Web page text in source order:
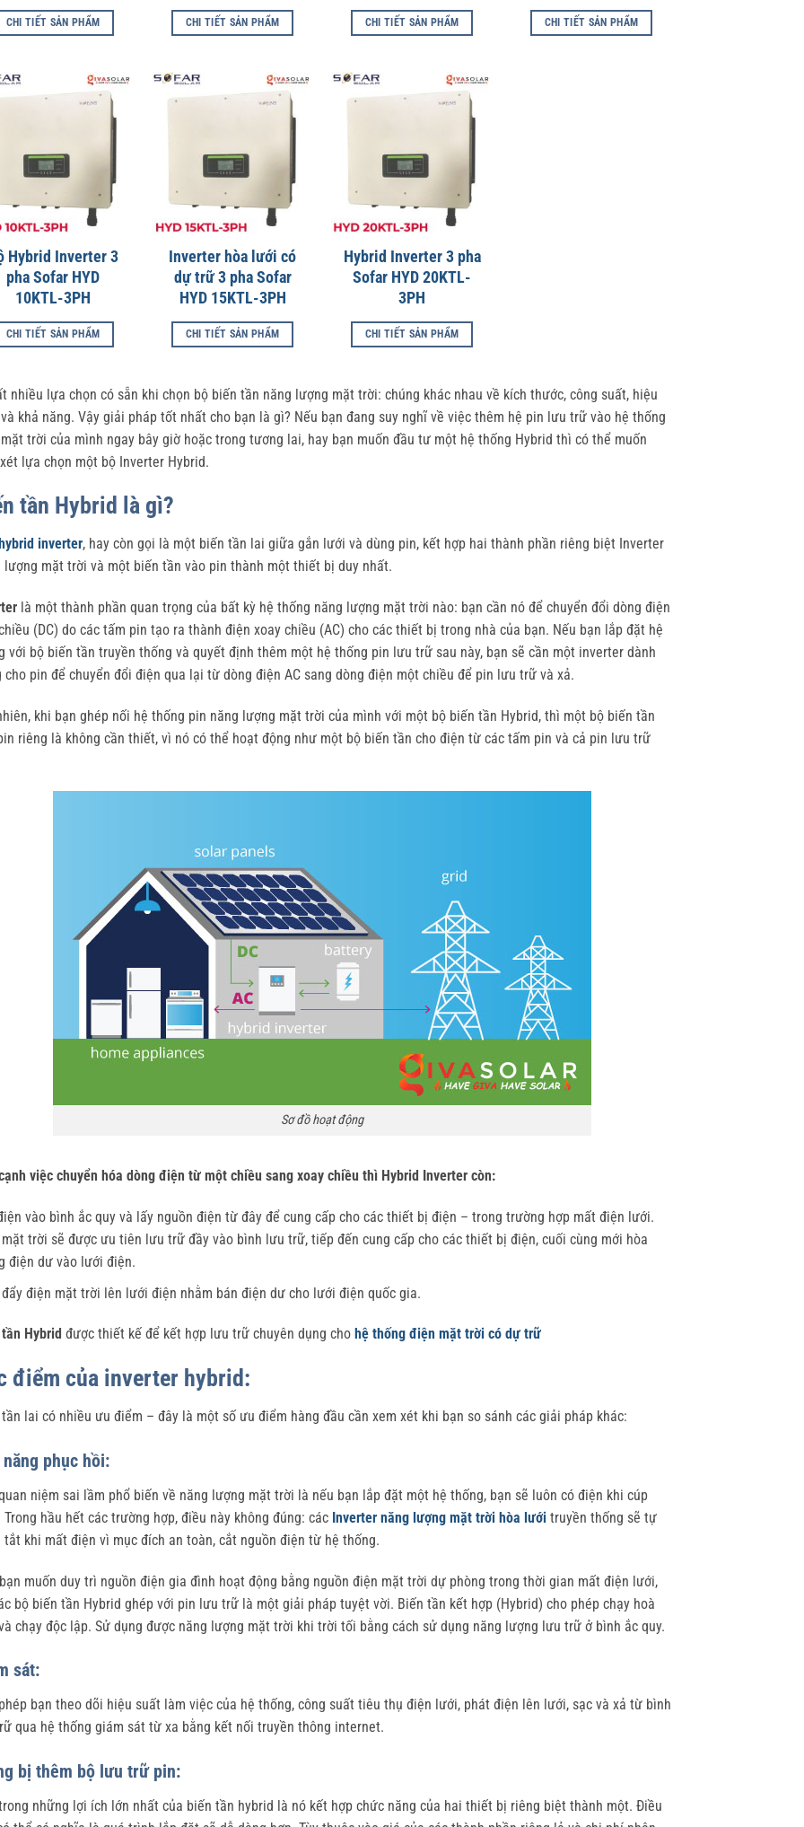
CHI TIẾT SẢN PHẨM CHI TIẾT SẢN PHẨM CHI TIẾT SẢN PHẨM CHI TIẾT SẢN PHẨM
Hybrid Inverter 3
pha Sofar HYD
10KTL-3PH
CHI TIẾT SẢN PHẨM
Inverter hòa lưới có
dự trữ 3 pha Sofar
HYD 15KTL-3PH
CHI TIẾT SẢN PHẨM
Hybrid Inverter 3 pha
Sofar HYD 20KTL-
3PH
CHI TIẾT SẢN PHẨM
nhiều lựa chọn có sẵn khi chọn bộ biến tần năng lượng mặt trời: chúng khác nhau về kích thước, công suất, hiệu
khả năng. Vậy giải pháp tốt nhất cho bạn là gì? Nếu bạn đang suy nghĩ về việc thêm hệ pin lưu trữ vào hệ thống
trời của mình ngay bây giờ hoặc trong tương lai, hay bạn muốn đầu tư một hệ thống Hybrid thì có thể muốn
lựa chọn một bộ Inverter Hybrid.
tần Hybrid là gì?
hybrid inverter, hay còn gọi là một biến tần lai giữa gắn lưới và dùng pin, kết hợp hai thành phần riêng biệt Inverter
lượng mặt trời và một biến tần vào pin thành một thiết bị duy nhất.
là một thành phần quan trọng của bất kỳ hệ thống năng lượng mặt trời nào: bạn cần nó để chuyển đổi dòng điện
(DC) do các tấm pin tạo ra thành điện xoay chiều (AC) cho các thiết bị trong nhà của bạn. Nếu bạn lắp đặt hệ
với bộ biến tần truyền thống và quyết định thêm một hệ thống pin lưu trữ sau này, bạn sẽ cần một inverter dành
cho pin để chuyển đổi điện qua lại từ dòng điện AC sang dòng điện một chiều để pin lưu trữ và xả.
khi bạn ghép nối hệ thống pin năng lượng mặt trời của mình với một bộ biến tần Hybrid, thì một bộ biến tần
riêng là không cần thiết, vì nó có thể hoạt động như một bộ biến tần cho điện từ các tấm pin và cả pin lưu trữ
Sơ đồ hoạt động
việc chuyển hóa dòng điện từ một chiều sang xoay chiều thì Hybrid Inverter còn:
vào bình ắc quy và lấy nguồn điện từ đây để cung cấp cho các thiết bị điện – trong trường hợp mất điện lưới.
trời sẽ được ưu tiên lưu trữ đầy vào bình lưu trữ, tiếp đến cung cấp cho các thiết bị điện, cuối cùng mới hòa
điện dư vào lưới điện.
đẩy điện mặt trời lên lưới điện nhằm bán điện dư cho lưới điện quốc gia.
Hybrid được thiết kế để kết hợp lưu trữ chuyên dụng cho hệ thống điện mặt trời có dự trữ
điểm của inverter hybrid:
lai có nhiều ưu điểm – đây là một số ưu điểm hàng đầu cần xem xét khi bạn so sánh các giải pháp khác:
năng phục hồi:
niệm sai lầm phổ biến về năng lượng mặt trời là nếu bạn lắp đặt một hệ thống, bạn sẽ luôn có điện khi cúp
Trong hầu hết các trường hợp, điều này không đúng: các Inverter năng lượng mặt trời hòa lưới truyền thống sẽ tự
tắt khi mất điện vì mục đích an toàn, cắt nguồn điện từ hệ thống.
muốn duy trì nguồn điện gia đình hoạt động bằng nguồn điện mặt trời dự phòng trong thời gian mất điện lưới,
bộ biến tần Hybrid ghép với pin lưu trữ là một giải pháp tuyệt vời. Biến tần kết hợp (Hybrid) cho phép chạy hoà
chạy độc lập. Sử dụng được năng lượng mặt trời khi trời tối bằng cách sử dụng năng lượng lưu trữ ở bình ắc quy.
sát:
bạn theo dõi hiệu suất làm việc của hệ thống, công suất tiêu thụ điện lưới, phát điện lên lưới, sạc và xả từ bình
qua hệ thống giám sát từ xa bằng kết nối truyền thông internet.
bị thêm bộ lưu trữ pin:
những lợi ích lớn nhất của biến tần hybrid là nó kết hợp chức năng của hai thiết bị riêng biệt thành một. Điều